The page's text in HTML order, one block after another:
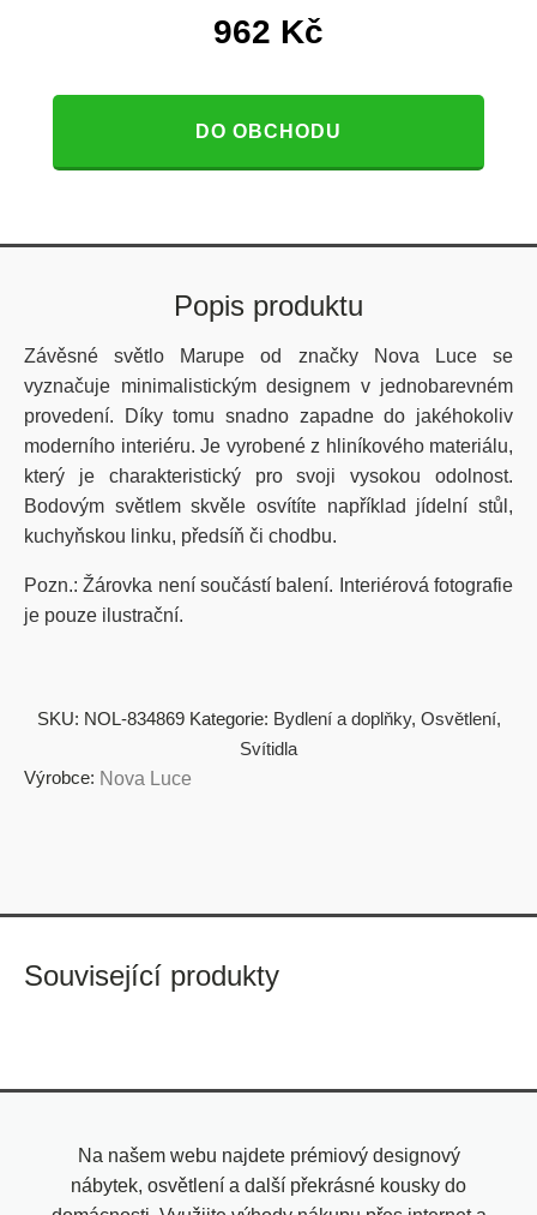
962 Kč
DO OBCHODU
Popis produktu
Závěsné světlo Marupe od značky Nova Luce se
vyznačuje minimalistickým designem v jednobarevném
provedení. Díky tomu snadno zapadne do jakéhokoliv
moderního interiéru. Je vyrobené z hliníkového materiálu,
který je charakteristický pro svoji vysokou odolnost.
Bodovým světlem skvěle osvítíte například jídelní stůl,
kuchyňskou linku, předsíň či chodbu.
Pozn.: Žárovka není součástí balení. Interiérová fotografie
je pouze ilustrační.
SKU: NOL-834869 Kategorie: Bydlení a doplňky, Osvětlení,
Svítidla
Výrobce: Nova Luce
Související produkty
Na našem webu najdete prémiový designový
nábytek, osvětlení a další překrásné kousky do